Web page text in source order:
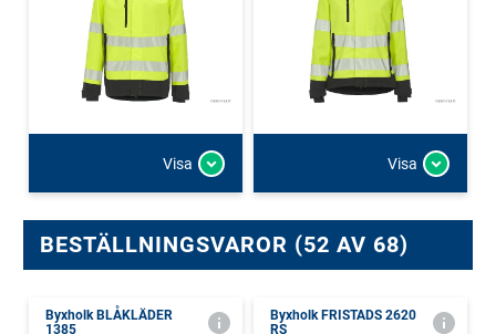
Visa Visa
BESTÄLLNINGSVAROR (52 AV 68)
Byxholk BLÅKLÄDER
1385
Byxholk FRISTADS 2620
RS